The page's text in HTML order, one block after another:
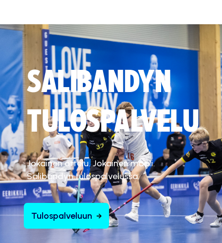
SALIBANDYN
TULOSPALVELU
Jokainen ottelu. Jokainen maali.
Salibandyn tulospalvelussa.
Tulospalveluun